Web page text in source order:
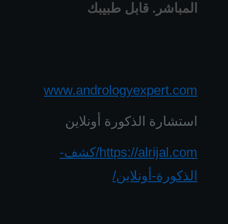
المباشر. قابل طبيبك
www.andrologyexpert.com
استشارة الذكورة أونلاين
https://alrijal.com/كشف-
الذكورة-أونلاين/